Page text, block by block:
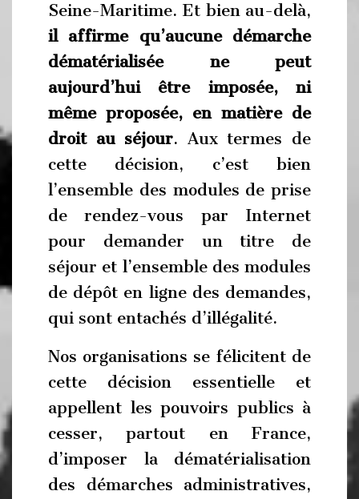
Seine-Maritime. Et bien au-delà,
il affirme qu’aucune démarche
dématérialisée ne peut
aujourd’hui être imposée, ni
même proposée, en matière de
droit au séjour. Aux termes de
cette décision, c’est bien
l’ensemble des modules de prise
de rendez-vous par Internet
pour demander un titre de
séjour et l’ensemble des modules
de dépôt en ligne des demandes,
qui sont entachés d’illégalité.
Nos organisations se félicitent de
cette décision essentielle et
appellent les pouvoirs publics à
cesser, partout en France,
d’imposer la dématérialisation
des démarches administratives,